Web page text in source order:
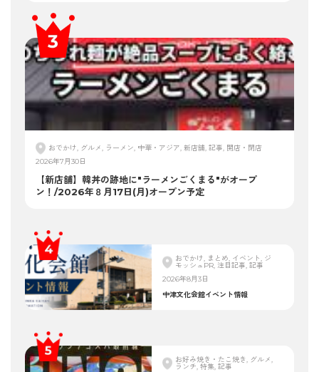
おでかけ, グルメ, ラーメン, 中華・アジア, 新店舗, 記事, 開店・閉店
2026年7月30日
【新店舗】韓丼の跡地に"ラーメンごくまる"がオープ
ン！/2026年８月17日(月)オープン予定
おでかけ, まとめ, イベント, ジ
モッシュPR, 注目記事, 記事
2026年8月3日
中津文化会館イベント情報
お好み焼き・たこ焼き, グルメ,
ランチ, 特集, 記事